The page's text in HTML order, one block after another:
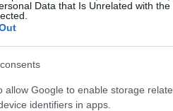
Data that Is Unrelated with
allow Google to enable storage
identifiers in apps.
una squadra di
– ha detto -, ma è
un altro match
reduce dalla
strada pensando